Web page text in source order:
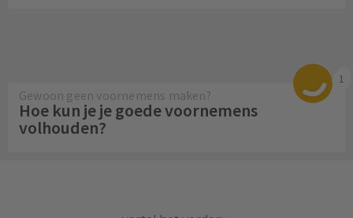
1
Gewoon geen voornemens maken?
Hoe kun je je goede voornemens
volhouden?